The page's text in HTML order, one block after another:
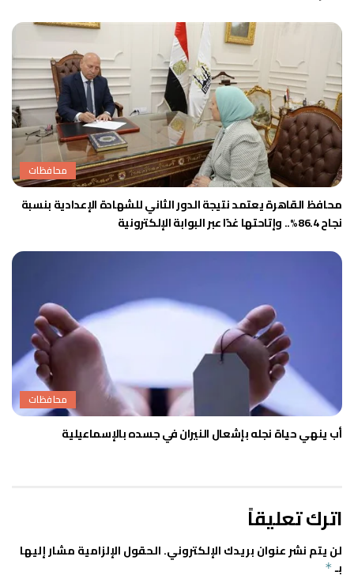
محافظات
محافظ القاهرة يعتمد نتيجة الدور الثاني للشهادة الإعدادية بنسبة
نجاح 86.4%.. وإتاحتها غدًا عبر البوابة الإلكترونية
محافظات
أب ينهي حياة نجله بإشعال النيران في جسده بالإسماعيلية
اترك تعليقاً
لن يتم نشر عنوان بريدك الإلكتروني.الحقول الإلزامية مشار إليها
بـ *